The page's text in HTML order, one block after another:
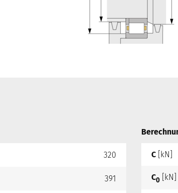
320
391
C [kN]
C0 [kN]